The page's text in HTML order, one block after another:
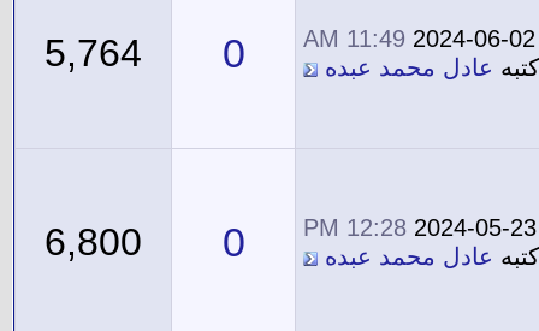
2024-06-02
11:49 AM
كتبه عادل محمد عبده 0
5,764
2024-05-23
12:28 PM
كتبه عادل محمد عبده 0
6,800